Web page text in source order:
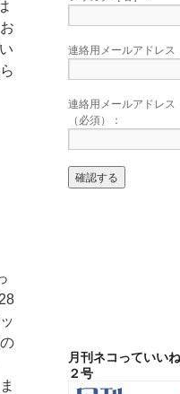
連絡用メールアドレス
連絡用メールアドレス
（必須）：
月刊ネコっていい
２号